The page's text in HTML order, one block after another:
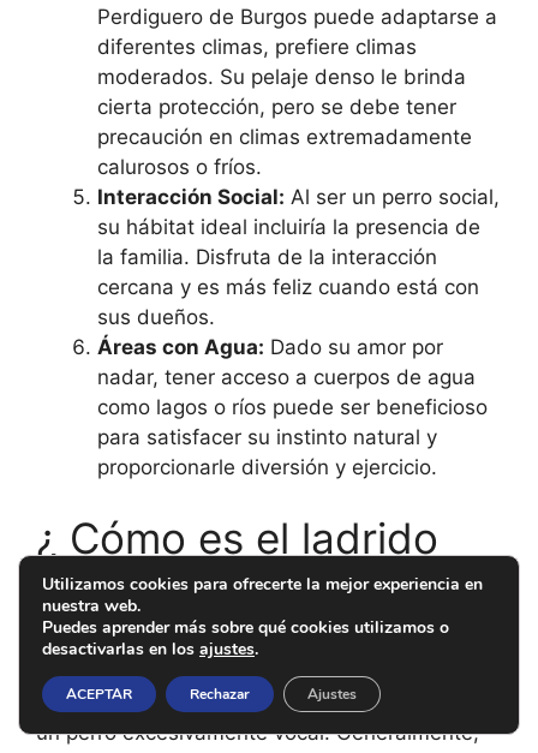
Perdiguero de Burgos puede adaptarse a
diferentes climas, prefiere climas
moderados. Su pelaje denso le brinda
cierta protección, pero se debe tener
precaución en climas extremadamente
calurosos o fríos.
Interacción Social: Al ser un perro social,
su hábitat ideal incluiría la presencia de
la familia. Disfruta de la interacción
cercana y es más feliz cuando está con
sus dueños.
Áreas con Agua: Dado su amor por
nadar, tener acceso a cuerpos de agua
como lagos o ríos puede ser beneficioso
para satisfacer su instinto natural y
proporcionarle diversión y ejercicio.
¿ Cómo es el ladrido
del Perdiguero de
Burgos ?
El Perdiguero de Burgos no es conocido por ser
un perro excesivamente vocal. Generalmente,
Utilizamos cookies para ofrecerte la mejor experiencia en
nuestra web.
Puedes aprender más sobre qué cookies utilizamos o
desactivarlas en los ajustes.
ACEPTAR Rechazar Ajustes